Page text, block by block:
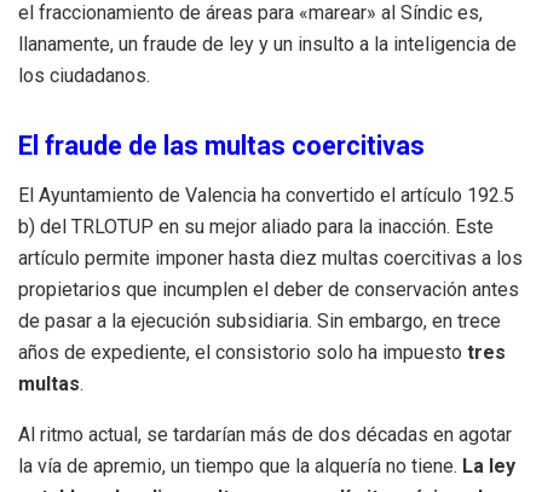
el fraccionamiento de áreas para «marear» al Síndic es,
llanamente, un fraude de ley y un insulto a la inteligencia de
los ciudadanos.
El fraude de las multas coercitivas
El Ayuntamiento de Valencia ha convertido el artículo 192.5
b) del TRLOTUP en su mejor aliado para la inacción. Este
artículo permite imponer hasta diez multas coercitivas a los
propietarios que incumplen el deber de conservación antes
de pasar a la ejecución subsidiaria. Sin embargo, en trece
años de expediente, el consistorio solo ha impuesto tres
multas.
Al ritmo actual, se tardarían más de dos décadas en agotar
la vía de apremio, un tiempo que la alquería no tiene. La ley